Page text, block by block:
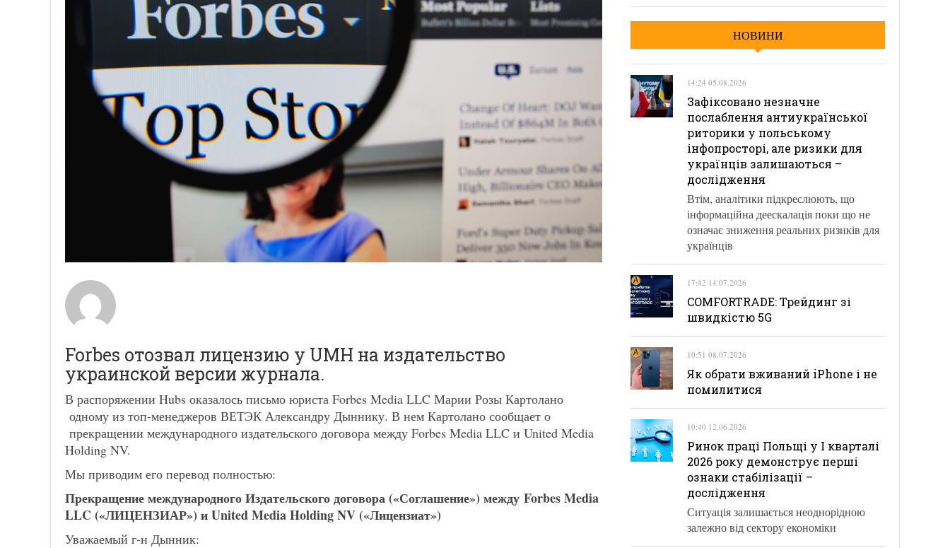
Forbes отозвал лицензию у UMH на издательство
украинской версии журнала.
В распоряжении Hubs оказалось письмо юриста Forbes Media LLC Марии Розы Картолано
одному из топ-менеджеров ВЕТЭК Александру Дыннику. В нем Картолано сообщает о
прекращении международного издательского договора между Forbes Media LLC и United Media
Holding NV.
Мы приводим его перевод полностью:
Прекращение международного Издательского договора («Соглашение») между Forbes Media
LLC («ЛИЦЕНЗИАР») и United Media Holding NV («Лицензиат»)
Уважаемый г-н Дынник:
НОВИНИ
14:24 05.08.2026
Зафіксовано незначне
послаблення антиукраїнської
риторики у польському
інфопросторі, але ризики для
українців залишаються –
дослідження
Втім, аналітики підкреслюють, що
інформаційна деескалація поки що не
означає зниження реальних ризиків для
українців
17:42 14.07.2026
COMFORTRADE: Трейдинг зі
швидкістю 5G
10:51 08.07.2026
Як обрати вживаний iPhone і не
помилитися
10:40 12.06.2026
Ринок праці Польщі у І кварталі
2026 року демонструє перші
ознаки стабілізації –
дослідження
Ситуація залишається неоднорідною
залежно від сектору економіки